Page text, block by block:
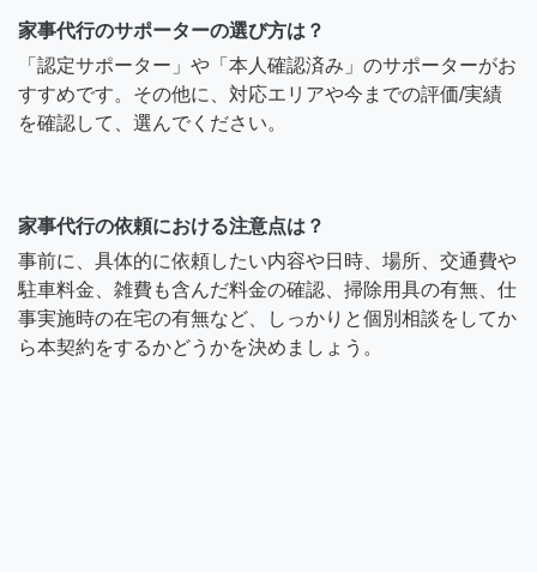
家事代行のサポーターの選び方は？
「認定サポーター」や「本人確認済み」のサポーターがお
すすめです。その他に、対応エリアや今までの評価/実績
を確認して、選んでください。
家事代行の依頼における注意点は？
事前に、具体的に依頼したい内容や日時、場所、交通費や
駐車料金、雑費も含んだ料金の確認、掃除用具の有無、仕
事実施時の在宅の有無など、しっかりと個別相談をしてか
ら本契約をするかどうかを決めましょう。